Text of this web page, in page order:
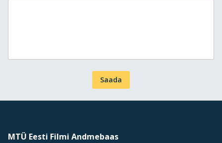
Saada
MTÜ Eesti Filmi Andmebaas